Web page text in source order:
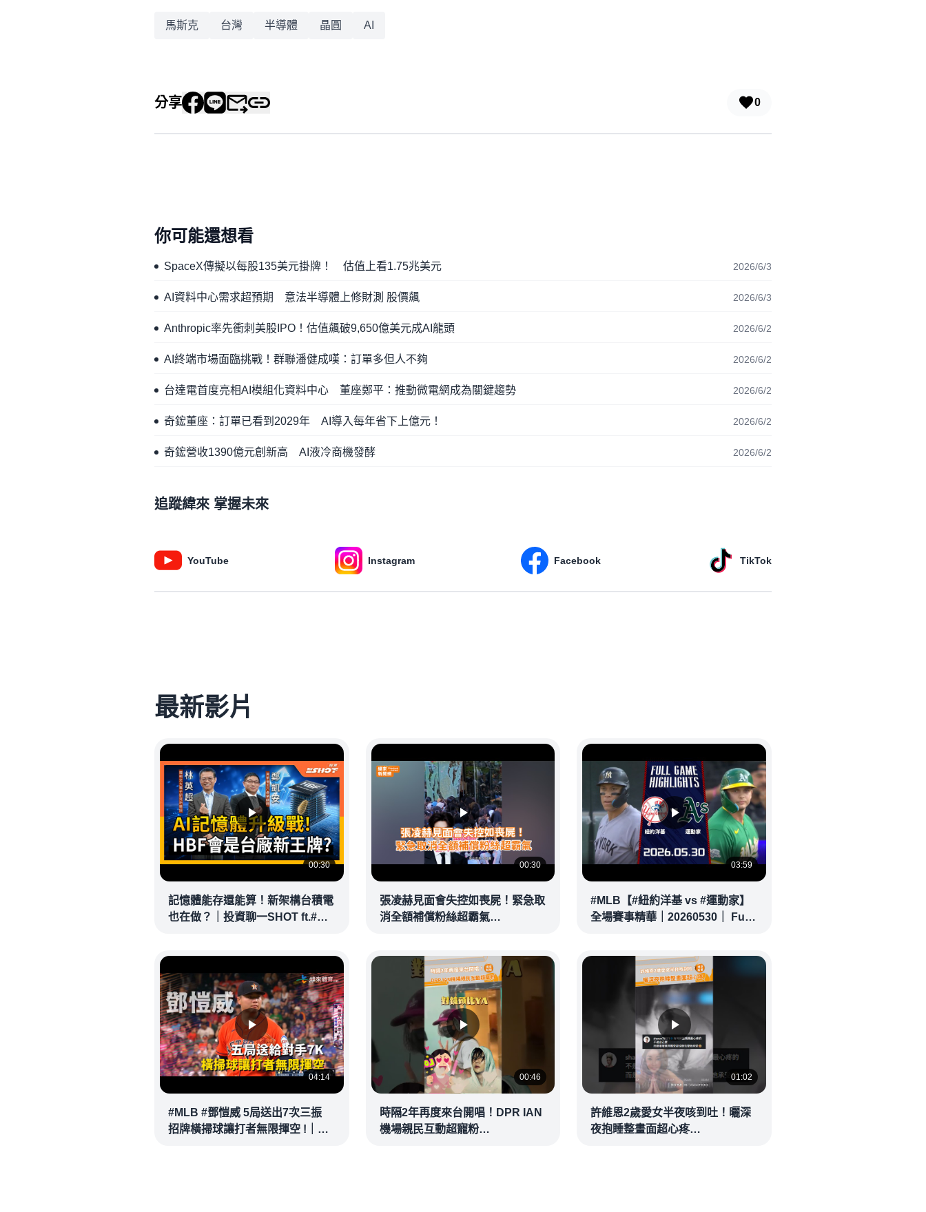
馬斯克 台灣 半導體 晶圓 AI
分享 0
你可能還想看
SpaceX傳擬以每股135美元掛牌！ 估值上看1.75兆美元 2026/6/3
AI資料中心需求超預期 意法半導體上修財測 股價飆 2026/6/3
Anthropic率先衝刺美股IPO！估值飆破9,650億美元成AI龍頭 2026/6/2
AI終端市場面臨挑戰！群聯潘健成嘆：訂單多但人不夠 2026/6/2
台達電首度亮相AI模組化資料中心 董座鄭平：推動微電網成為關鍵趨勢 2026/6/2
奇鋐董座：訂單已看到2029年 AI導入每年省下上億元！ 2026/6/2
奇鋐營收1390億元創新高 AI液冷商機發酵 2026/6/2
追蹤緯來 掌握未來
YouTube Instagram Facebook TikTok
最新影片
00:30
記憶體能存還能算！新架構台積電
也在做？｜投資聊一SHOT ft.#林
00:30
張凌赫見面會失控如喪屍！緊急取
消全額補償粉絲超霸氣
03:59
#MLB【#紐約洋基 vs #運動家】
全場賽事精華｜20260530｜ Full
04:14
#MLB #鄧愷威 5局送出7次三振
招牌橫掃球讓打者無限揮空 !｜
00:46
時隔2年再度來台開唱！DPR IAN
機場親民互動超寵粉
01:02
許維恩2歲愛女半夜咳到吐！曬深
夜抱睡整畫面超心疼